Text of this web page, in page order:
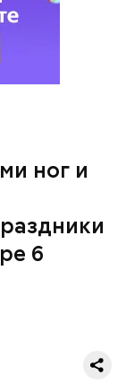
ног и
6
всех дыня
ее стоит
Москва»
эту ягоду